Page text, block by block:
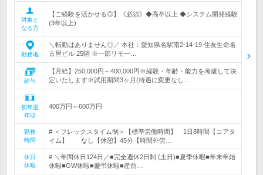
対象と
なる方
【ご経験を活かせる◎】《必須》◆高卒以上 ◆システム開発経験
(3年以上)
勤務地
＼転勤はありません◎／ 本社：愛知県名駅南2-14-19 住友生命名
古屋ビル 25階 ※一部リモー…
給与
【月給】250,000円～400,000円※経験・年齢・能力を考慮して決
定いたします※試用期間3ヶ月(待遇に変更なし…
初年度
年収
400万円～600万円
勤務
時間
# ＜フレックスタイム制＞【標準労働時間】 1日8時間【コアタ
イム】 なし【休憩】45分【時間外労…
休日
休暇
# ＼年間休日124日／■完全週休2日制 (土日)■夏季休暇■年末年始
休暇■GW休暇■慶弔休暇■産前…